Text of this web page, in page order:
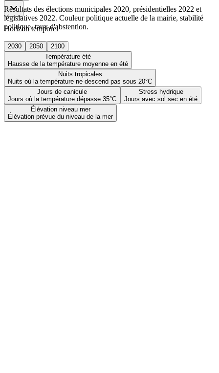
Horizon temporel
2030 2050
2100
Température été
Hausse de la température moyenne en été
Nuits tropicales
Nuits où la température ne descend pas sous 20°C
Jours de canicule
Jours où la température dépasse 35°C
Stress hydrique
Jours avec sol sec en été
Élévation niveau mer
Élévation prévue du niveau de la mer
Résultats des élections municipales 2020, présidentielles 2022 et
législatives 2022. Couleur politique actuelle de la mairie, stabilité
politique, taux d'abstention.